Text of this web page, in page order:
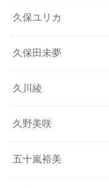
久保ユリカ
久保田未夢
久川綾
久野美咲
五十嵐裕美